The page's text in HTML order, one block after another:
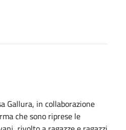
Gallura, in collaborazione
che sono riprese le